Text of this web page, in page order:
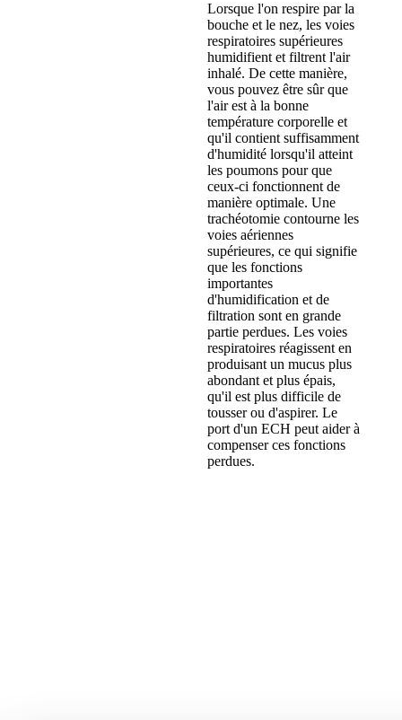
Lorsque l'on respire par la
bouche et le nez, les voies
respiratoires supérieures
humidifient et filtrent l'air
inhalé. De cette manière,
vous pouvez être sûr que
l'air est à la bonne
température corporelle et
qu'il contient suffisamment
d'humidité lorsqu'il atteint
les poumons pour que
ceux-ci fonctionnent de
manière optimale. Une
trachéotomie contourne les
voies aériennes
supérieures, ce qui signifie
que les fonctions
importantes
d'humidification et de
filtration sont en grande
partie perdues. Les voies
respiratoires réagissent en
produisant un mucus plus
abondant et plus épais,
qu'il est plus difficile de
tousser ou d'aspirer. Le
port d'un ECH peut aider à
compenser ces fonctions
perdues.